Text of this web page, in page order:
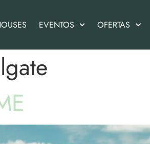
EVENTOS OFERTAS